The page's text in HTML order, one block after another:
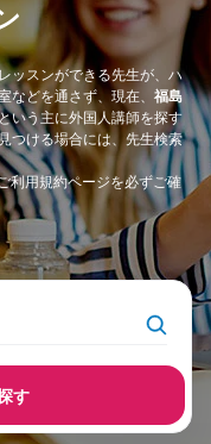
ッスンができる先生が、ハ
などを通さず、現在、 福島
いう主に外国人講師を探す
つける場合には、先生検索
利用規約ページを必ずご確
す